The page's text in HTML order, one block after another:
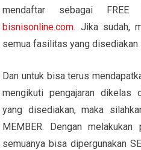
mendaftar sebagai
bisnisonline.com. Jika sudah,
semua fasilitas yang disediakan
Dan untuk bisa terus
mengikuti pengajaran
yang disediakan, maka
MEMBER. Dengan
semuanya bisa dipergunakan